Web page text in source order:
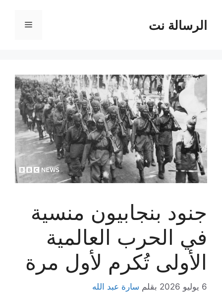
المحتوىالرسالة نت القائمة
جنود بنجابيون منسية
في الحرب العالمية
الأولى تُكرم لأول مرة
6 يوليو 2026 بقلم سارة عبد الله